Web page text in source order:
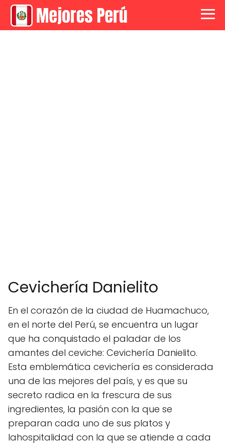
Cevichería Danielito
En el corazón de la ciudad de Huamachuco,
en el norte del Perú, se encuentra un lugar
que ha conquistado el paladar de los
amantes del ceviche: Cevichería Danielito.
Esta emblemática cevichería es considerada
una de las mejores del país, y es que su
secreto radica en la frescura de sus
ingredientes, la pasión con la que se
preparan cada uno de sus platos y
lahospitalidad con la que se atiende a cada